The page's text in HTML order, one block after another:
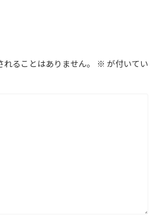
ることはありません。 ※ が付いてい